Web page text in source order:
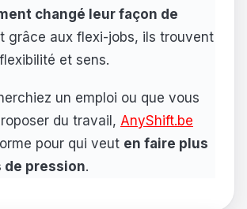
changé leur façon de
grâce aux flexi-jobs, ils trouvent
et sens.
un emploi ou que vous
du travail, AnyShift.be
pour qui veut en faire plus
de pression.